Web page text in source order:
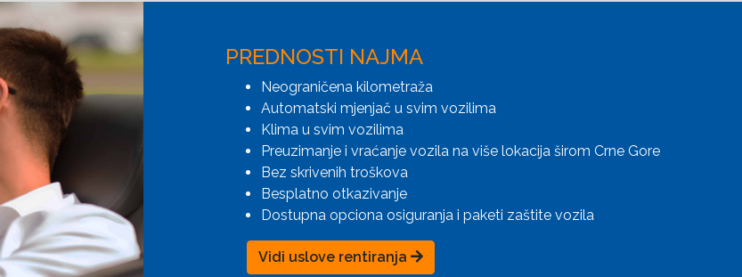
PREDNOSTI NAJMA
Neograničena kilometraža
Automatski mjenjač u svim vozilima
Klima u svim vozilima
Preuzimanje i vraćanje vozila na više lokacija širom Crne Gore
Bez skrivenih troškova
Besplatno otkazivanje
Dostupna opciona osiguranja i paketi zaštite vozila
Vidi uslove rentiranja